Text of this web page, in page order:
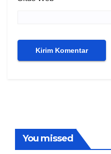
You missed